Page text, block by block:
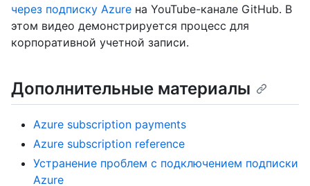
через подписку Azure на YouTube-канале GitHub. В
этом видео демонстрируется процесс для
корпоративной учетной записи.
Дополнительные материалы
Azure subscription payments
Azure subscription reference
Устранение проблем с подключением подписки
Azure